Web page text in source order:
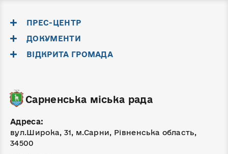
ПРЕС-ЦЕНТР
ДОКУМЕНТИ
ВІДКРИТА ГРОМАДА
Сарненська міська рада
Адреса:
вул.Широка, 31, м.Сарни, Рівненська область,
34500